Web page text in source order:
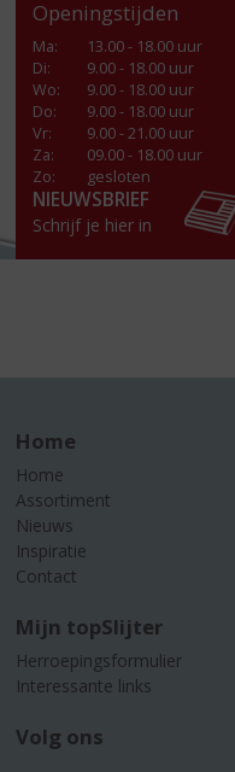
Openingstijden
Ma:
13.00 - 18.00 uur
Di:
9.00 - 18.00 uur
Wo:
9.00 - 18.00 uur
Do:
9.00 - 18.00 uur
Vr:
9.00 - 21.00 uur
Za:
09.00 - 18.00 uur
Zo:
gesloten
NIEUWSBRIEF
Schrijf je hier in
Home
Home
Assortiment
Nieuws
Inspiratie
Contact
Mijn topSlijter
Herroepingsformulier
Interessante links
Volg ons